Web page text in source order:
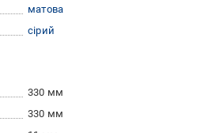
матова
сірий
330 мм
330 мм